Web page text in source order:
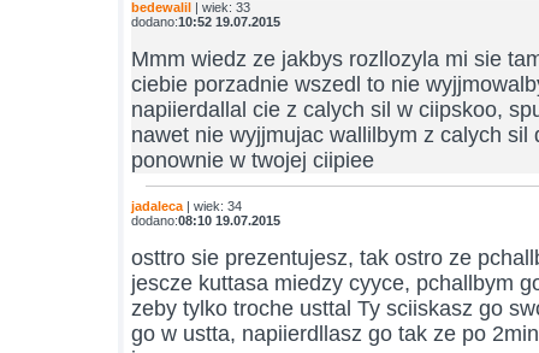
bedewalil | wiek: 33
dodano:10:52 19.07.2015
Mmm wiedz ze jakbys rozllozyla mi sie
ciebie porzadnie wszedl to nie
napiierdallal cie z calych sil w ciipskoo,
nawet nie wyjjmujac wallilbym z calych sil
ponownie w twojej ciipiee
jadaleca | wiek: 34
dodano:08:10 19.07.2015
osttro sie prezentujesz, tak ostro ze
jescze kuttasa miedzy cyyce, pchallbym
zeby tylko troche usttal Ty sciiskasz go
go w ustta, napiierdllasz go tak ze po